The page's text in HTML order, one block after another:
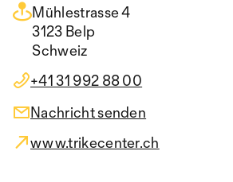
Mühlestrasse 4
3123 Belp
Schweiz
+41 31 992 88 00
Nachricht senden
www.trikecenter.ch